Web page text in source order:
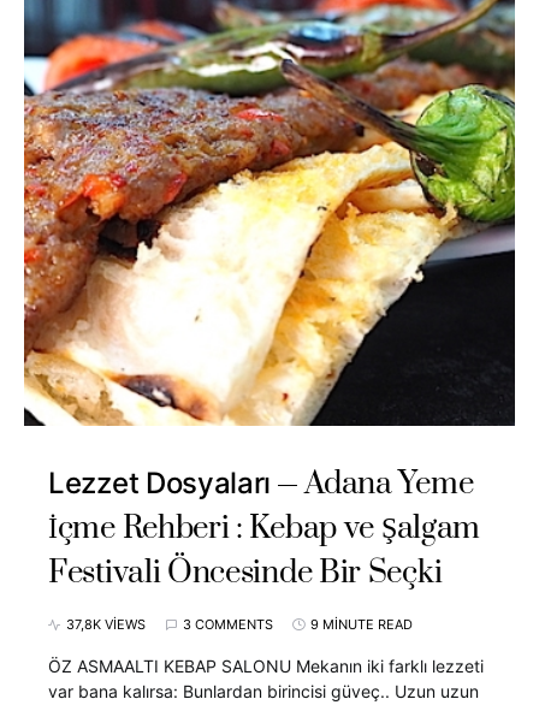
Lezzet Dosyaları
Adana Yeme
İçme Rehberi : Kebap ve Şalgam
Festivali Öncesinde Bir Seçki
37,8K VIEWS 3 COMMENTS 9 MINUTE READ
ÖZ ASMAALTI KEBAP SALONU Mekanın iki farklı lezzeti
var bana kalırsa: Bunlardan birincisi güveç.. Uzun uzun